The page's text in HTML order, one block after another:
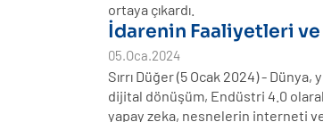
ortaya çıkardı.
İdarenin Faaliyetleri
05.Oca.2024
Sırrı Düğer (5 Ocak 2024) -
dijital dönüşüm, Endüstri 4.0
yapay zeka, nesnelerin interneti